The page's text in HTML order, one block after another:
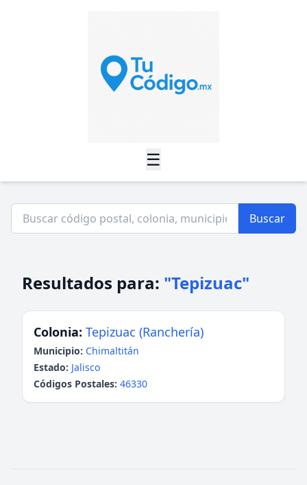
☰
Buscar
Resultados para: "Tepizuac"
Colonia: Tepizuac (Ranchería)
Municipio: Chimaltitán
Estado: Jalisco
Códigos Postales: 46330